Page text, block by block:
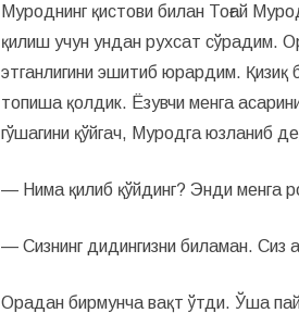
Муроднинг қистови билан Тоғай
қилиш учун ундан рухсат сўрадим.
этганлигини эшитиб юрардим.
топиша қолдик. Ёзувчи менга
гўшагини қўйгач, Муродга юзланиб
— Нима қилиб қўйдинг? Энди менга
— Сизнинг дидингизни биламан. Сиз
Орадан бирмунча вақт ўтди. Ўша